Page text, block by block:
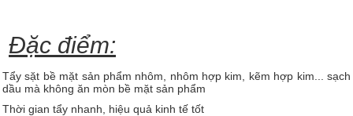
Đặc điểm:
Tẩy sặt bề mặt sản phẩm nhôm, nhôm hợp kim, kẽm hợp kim... sạch
dầu mà không ăn mòn bề mặt sản phẩm
Thời gian tẩy nhanh, hiệu quả kinh tế tốt